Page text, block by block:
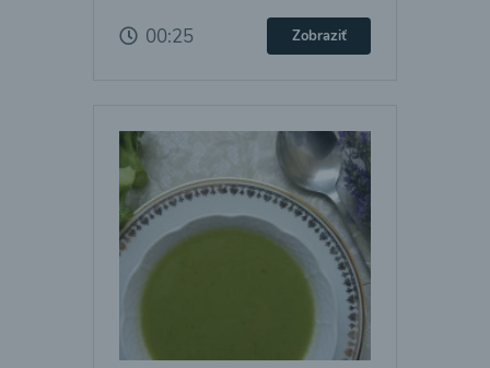
00:25 Zobraziť